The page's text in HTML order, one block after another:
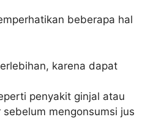
beberapa hal
karena dapat
penyakit ginjal atau
mengonsumsi jus